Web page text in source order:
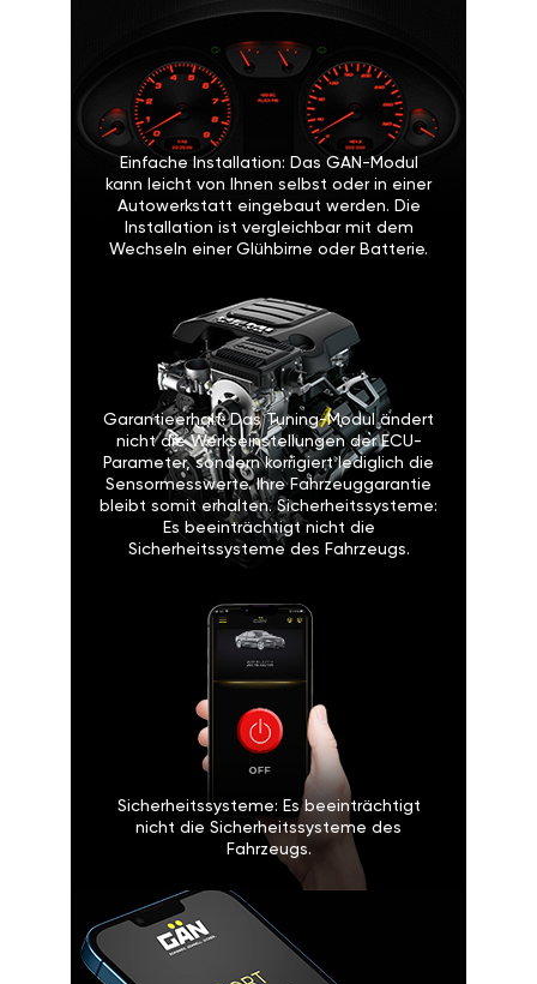
Einfache Installation: Das GAN-Modul
kann leicht von Ihnen selbst oder in einer
Autowerkstatt eingebaut werden. Die
Installation ist vergleichbar mit dem
Wechseln einer Glühbirne oder Batterie.
Garantieerhalt: Das Tuning-Modul ändert
nicht die Werkseinstellungen der ECU-
Parameter, sondern korrigiert lediglich die
Sensormesswerte. Ihre Fahrzeuggarantie
bleibt somit erhalten. Sicherheitssysteme:
Es beeinträchtigt nicht die
Sicherheitssysteme des Fahrzeugs.
Sicherheitssysteme: Es beeinträchtigt
nicht die Sicherheitssysteme des
Fahrzeugs.